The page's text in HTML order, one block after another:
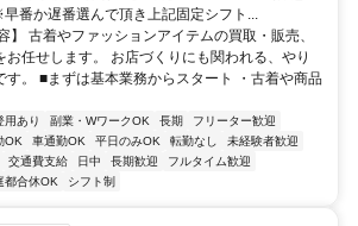
番か遅番選んで頂き上記固定シフト...
】 古着やファッションアイテムの買取・販売、
お任せします。 お店づくりにも関われる、やり
す。 ■まずは基本業務からスタート ・古着や商品
用あり 副業・WワークOK 長期
フリーター歓迎
OK 車通勤OK 平日のみOK 転勤なし
未経験者歓迎
交通費支給 日中 長期歓迎
フルタイム歓迎
都合休OK シフト制